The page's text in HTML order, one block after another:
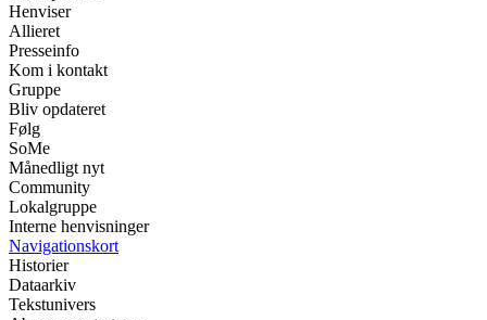
Henviser
Allieret
Presseinfo
Kom i kontakt
Gruppe
Bliv opdateret
Følg
SoMe
Månedligt nyt
Community
Lokalgruppe
Interne henvisninger
Navigationskort
Historier
Dataarkiv
Tekstunivers